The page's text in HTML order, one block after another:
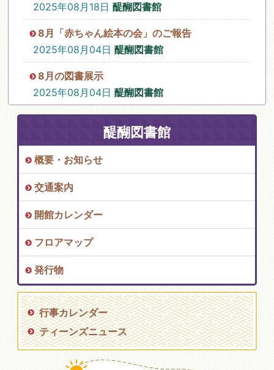
2025年08月18日 醍醐図書館
8月「赤ちゃん絵本の会」のご報告
2025年08月04日 醍醐図書館
8月の図書展示
2025年08月04日 醍醐図書館
醍醐図書館
概要・お知らせ
交通案内
開館カレンダー
フロアマップ
発行物
行事カレンダー
ティーンズニュース